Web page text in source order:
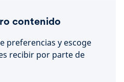
contenido
preferencias y escoge
recibir por parte de